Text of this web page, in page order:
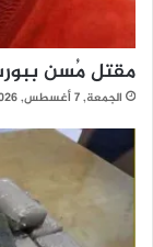
مقتل مُسن
الجمعة, 7 أغسطس, 2026 , 5:50 م